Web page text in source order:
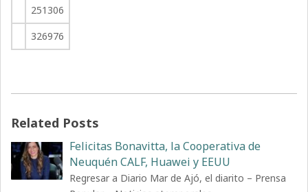
251306
326976
Related Posts
Felicitas Bonavitta, la Cooperativa de
Neuquén CALF, Huawei y EEUU
Regresar a Diario Mar de Ajó, el diarito – Prensa